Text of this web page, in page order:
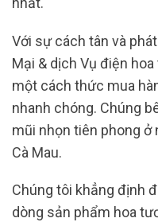
Với sự cách tân và
Mại & dịch Vụ điện
một cách thức mua
nhanh chóng. Chúng
mũi nhọn tiên phong ở
Cà Mau.
Chúng tôi khẳng định
dòng sản phẩm hoa